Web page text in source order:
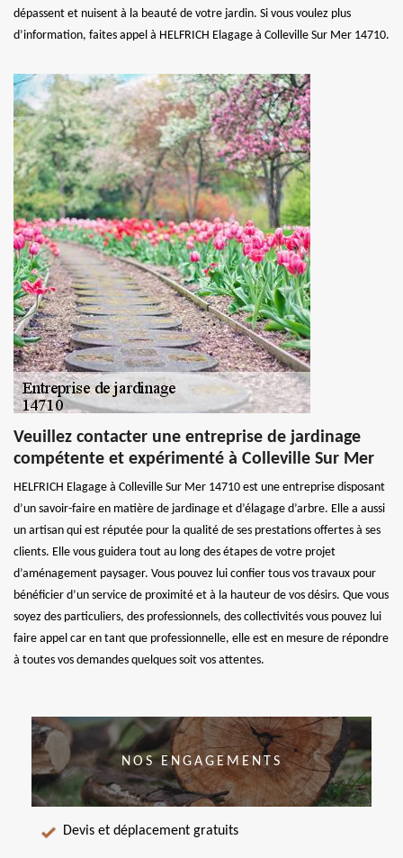
dépassent et nuisent à la beauté de votre jardin. Si vous voulez plus
d’information, faites appel à HELFRICH Elagage à Colleville Sur Mer 14710.
Veuillez contacter une entreprise de jardinage
compétente et expérimenté à Colleville Sur Mer
HELFRICH Elagage à Colleville Sur Mer 14710 est une entreprise disposant
d’un savoir-faire en matière de jardinage et d’élagage d’arbre. Elle a aussi
un artisan qui est réputée pour la qualité de ses prestations offertes à ses
clients. Elle vous guidera tout au long des étapes de votre projet
d’aménagement paysager. Vous pouvez lui confier tous vos travaux pour
bénéficier d’un service de proximité et à la hauteur de vos désirs. Que vous
soyez des particuliers, des professionnels, des collectivités vous pouvez lui
faire appel car en tant que professionnelle, elle est en mesure de répondre
à toutes vos demandes quelques soit vos attentes.
NOS ENGAGEMENTS
Devis et déplacement gratuits